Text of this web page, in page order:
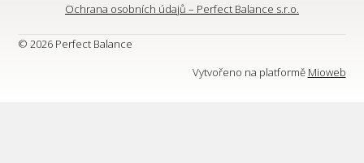
Ochrana osobních údajů – Perfect Balance s.r.o.
© 2026 Perfect Balance
Vytvořeno na platformě Mioweb